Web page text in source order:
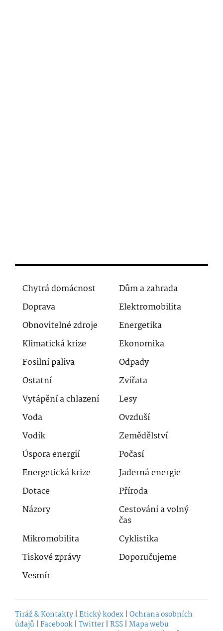
Chytrá domácnost
Dům a zahrada
Doprava
Elektromobilita
Obnovitelné zdroje
Energetika
Klimatická krize
Ekonomika
Fosilní paliva
Odpady
Ostatní
Zvířata
Vytápění a chlazení
Lesy
Voda
Ovzduší
Vodík
Zemědělství
Úspora energií
Počasí
Energetická krize
Jaderná energie
Dotace
Příroda
Názory
Cestování a volný
čas
Mikromobilita
Cyklistika
Tiskové zprávy
Doporučujeme
Vesmír
Tiráž & Kontakty | Etický kodex | Ochrana osobních
údajů | Facebook | Twitter | RSS | Mapa webu